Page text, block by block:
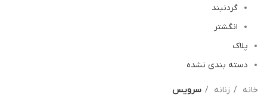
گردنبند
انگشتر
پلاک
دسته بندی نشده
خانه زنانه
سرویس